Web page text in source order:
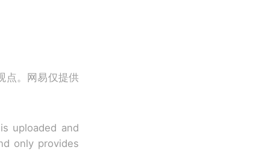
点。网易仅提供
uploaded and
only provides